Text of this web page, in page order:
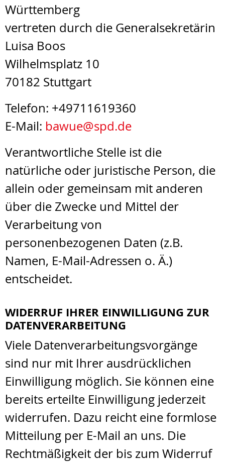
Württemberg
vertreten durch die Generalsekretärin
Luisa Boos
Wilhelmsplatz 10
70182 Stuttgart
Telefon: +49711619360
E-Mail: bawue@spd.de
Verantwortliche Stelle ist die
natürliche oder juristische Person, die
allein oder gemeinsam mit anderen
über die Zwecke und Mittel der
Verarbeitung von
personenbezogenen Daten (z.B.
Namen, E-Mail-Adressen o. Ä.)
entscheidet.
WIDERRUF IHRER EINWILLIGUNG ZUR
DATENVERARBEITUNG
Viele Datenverarbeitungsvorgänge
sind nur mit Ihrer ausdrücklichen
Einwilligung möglich. Sie können eine
bereits erteilte Einwilligung jederzeit
widerrufen. Dazu reicht eine formlose
Mitteilung per E-Mail an uns. Die
Rechtmäßigkeit der bis zum Widerruf